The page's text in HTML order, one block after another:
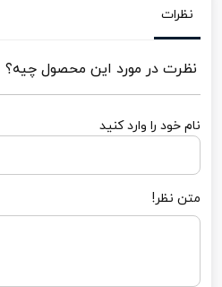
نظرات
نظرت در مورد این محصول چیه؟
نام خود را وارد کنید
متن نظر!